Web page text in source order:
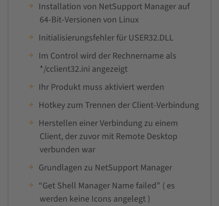
Installation von NetSupport Manager auf
64-Bit-Versionen von Linux
Initialisierungsfehler für USER32.DLL
Im Control wird der Rechnername als
*/cclient32.ini angezeigt
Ihr Produkt muss aktiviert werden
Hotkey zum Trennen der Client-Verbindung
Herstellen einer Verbindung zu einem
Client, der zuvor mit Remote Desktop
verbunden war
Grundlagen zu NetSupport Manager
“Get Shell Manager Name failed” ( es
werden keine Icons angelegt )